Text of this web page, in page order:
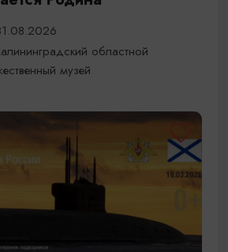
областной
музей